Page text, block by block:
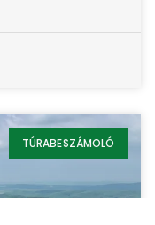
TÚRABESZÁMOLÓ